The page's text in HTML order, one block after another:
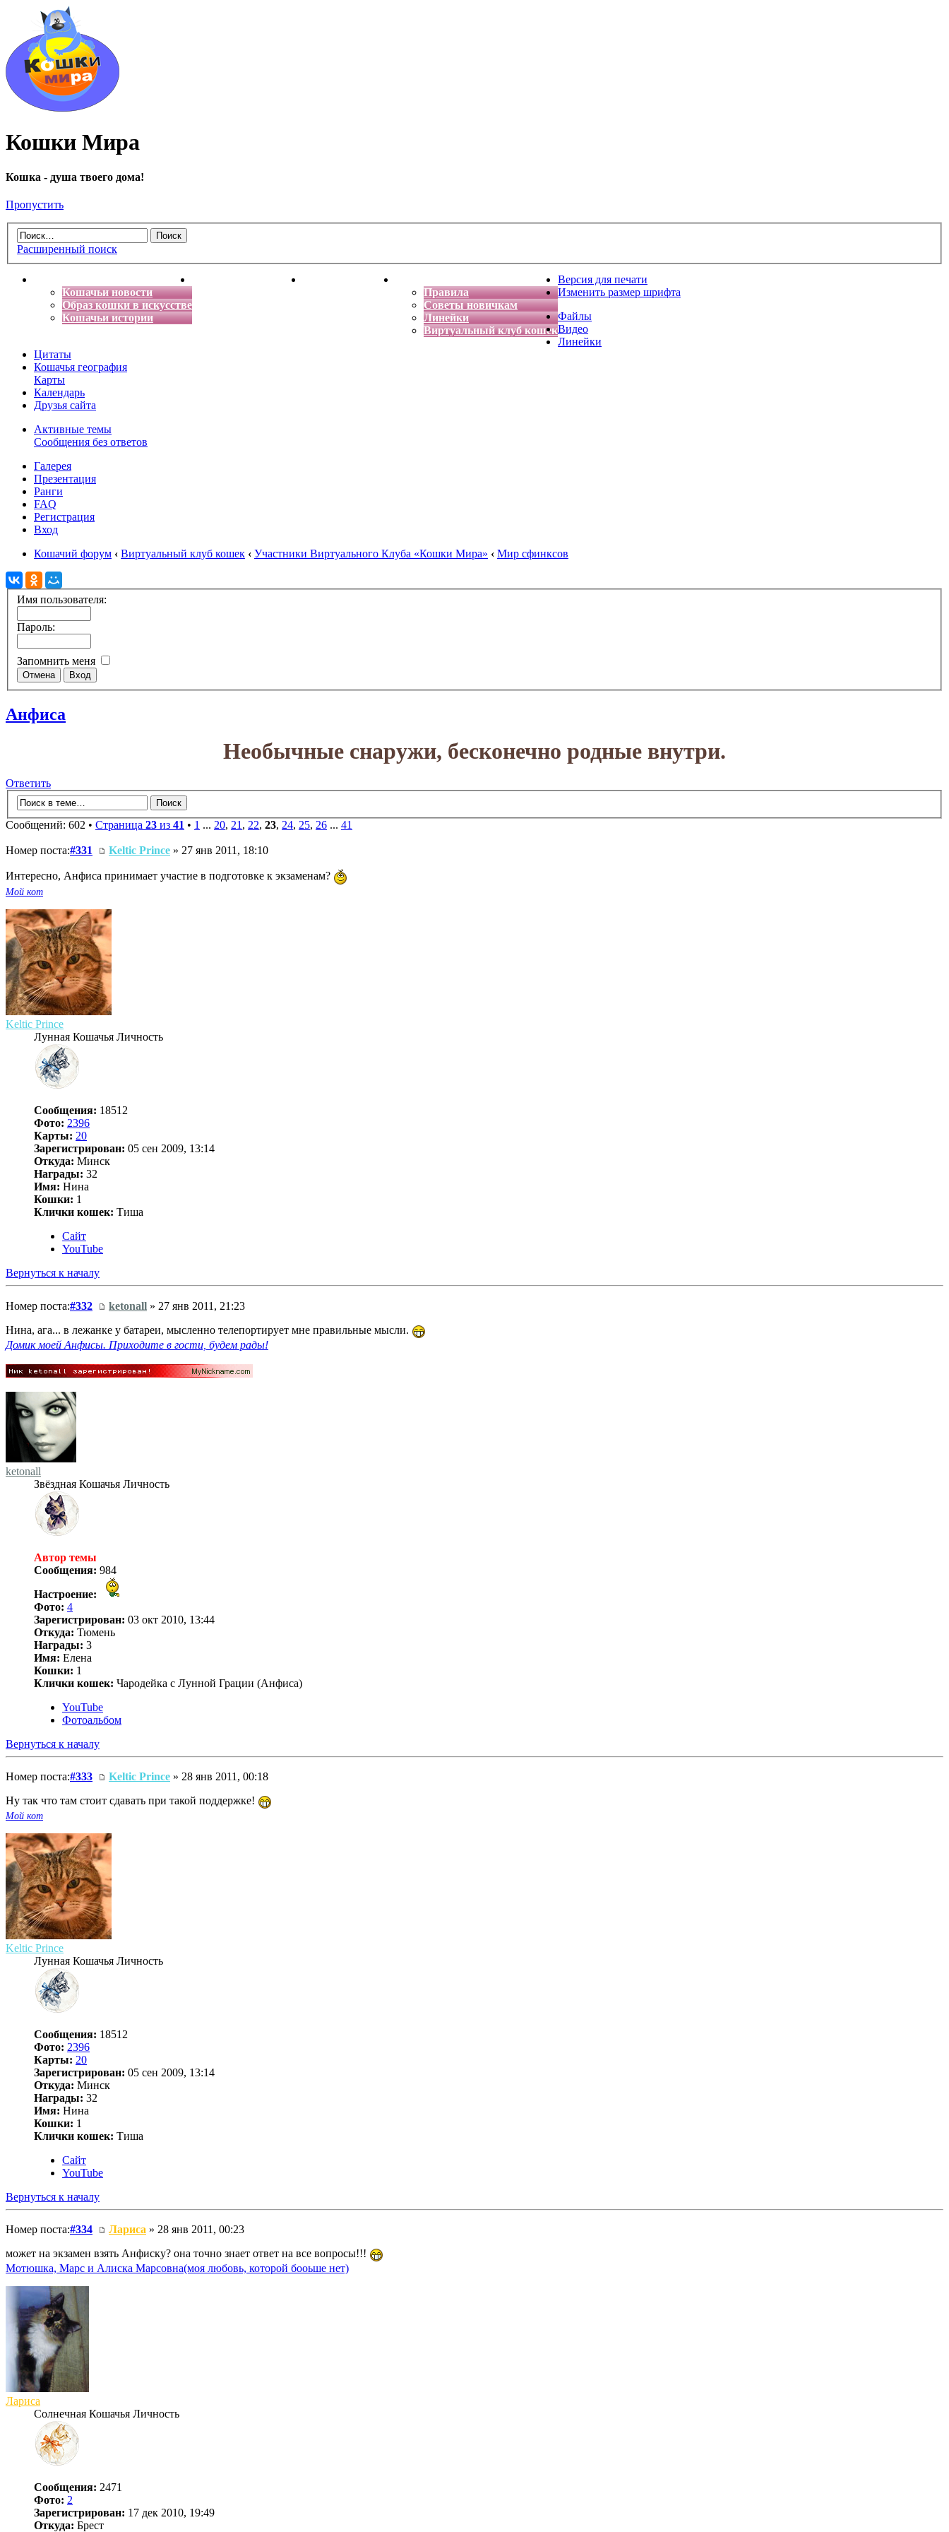
Кошки Мира
Кошка - душа твоего дома!
Пропустить
Расширенный поиск
Кошачьи новости
Образ кошки в искусстве
Кошачьи истории
Энциклопедия кошек Детская фантазия
Правила
Советы новичкам
Линейки
Виртуальный клуб кошек
Версия для печати
Изменить размер шрифта
Файлы
Видео
Линейки
Цитаты
Кошачья география
Карты
Календарь
Друзья сайта
Активные темы
Сообщения без ответов
Галерея
Презентация
Ранги
FAQ
Регистрация
Вход
Кошачий форум ‹ Виртуальный клуб кошек ‹ Участники Виртуального Клуба «Кошки Мира» ‹ Мир сфинксов
Имя пользователя:
Пароль:
Запомнить меня
Анфиса
Необычные снаружи, бесконечно родные внутри.
Ответить
Сообщений: 602 • Страница 23 из 41 • 1 ... 20, 21 , 22, 23, 24, 25, 26 ... 41
Номер поста:#331 Keltic Prince » 27 янв 2011, 18:10
Интересно, Анфиса принимает участие в подготовке к экзаменам?
Мой кот
Keltic Prince
Лунная Кошачья Личность
Сообщения: 18512
Фото: 2396
Карты: 20
Зарегистрирован: 05 сен 2009, 13:14
Откуда: Минск
Награды: 32
Имя: Нина
Кошки: 1
Клички кошек: Тиша
Сайт
YouTube
Вернуться к началу
Номер поста:#332 ketonall » 27 янв 2011, 21:23
Нина, ага... в лежанке у батареи, мысленно телепортирует мне правильные мысли.
Домик моей Анфисы. Приходите в гости, будем рады!
ketonall
Звёздная Кошачья Личность
Автор темы
Сообщения: 984
Настроение:
Фото: 4
Зарегистрирован: 03 окт 2010, 13:44
Откуда: Тюмень
Награды: 3
Имя: Елена
Кошки: 1
Клички кошек: Чародейка с Лунной Грации (Анфиса)
YouTube
Фотоальбом
Вернуться к началу
Номер поста:#333 Keltic Prince » 28 янв 2011, 00:18
Ну так что там стоит сдавать при такой поддержке!
Мой кот
Keltic Prince
Лунная Кошачья Личность
Сообщения: 18512
Фото: 2396
Карты: 20
Зарегистрирован: 05 сен 2009, 13:14
Откуда: Минск
Награды: 32
Имя: Нина
Кошки: 1
Клички кошек: Тиша
Сайт
YouTube
Вернуться к началу
Номер поста:#334 Лариса » 28 янв 2011, 00:23
может на экзамен взять Анфиску? она точно знает ответ на все вопросы!!!
Мотюшка, Марс и Алиска Марсовна(моя любовь, которой бооьше нет)
Лариса
Солнечная Кошачья Личность
Сообщения: 2471
Фото: 2
Зарегистрирован: 17 дек 2010, 19:49
Откуда: Брест